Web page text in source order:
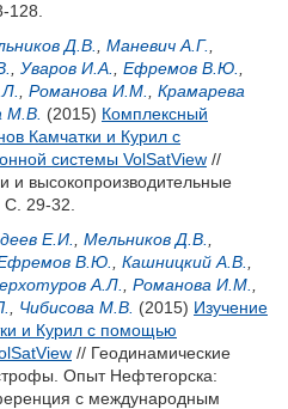
128.
Д.В. Маневич А.Г.
Уваров И.А. Ефремов В.Ю.
Романова И.М.
Крамарева
М.В. (2015) Комплексный
Камчатки и Курил с
системы VolSatView //
и высокопроизводительные
29-32.
Е.И. Мельников Д.В.
В.Ю. Кашницкий А.В.
А.Л. Романова И.М.
Чибисова М.В. (2015) Изучение
и Курил с помощью
// Геодинамические
Опыт Нефтегорска:
с международным